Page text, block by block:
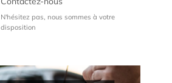
N'hésitez pas, nous sommes à votre
disposition